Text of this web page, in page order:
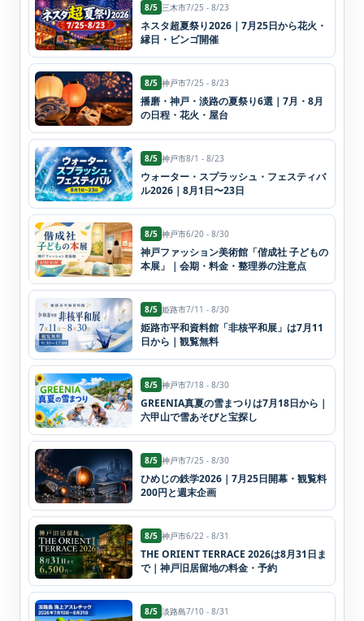
8/5 三木市7/25 - 8/23
ネスタ超夏祭り2026｜7月25日から花火・
縁日・ビンゴ開催
8/5 神戸市7/25 - 8/23
播磨・神戸・淡路の夏祭り6選｜7月・8月
の日程・花火・屋台
8/5 神戸市8/1 - 8/23
ウォーター・スプラッシュ・フェスティバ
ル2026｜8月1日〜23日
8/5 神戸市6/20 - 8/30
神戸ファッション美術館「偕成社 子どもの
本展」｜会期・料金・整理券の注意点
8/5 姫路市7/11 - 8/30
姫路市平和資料館「非核平和展」は7月11
日から｜観覧無料
8/5 神戸市7/18 - 8/30
GREENIA真夏の雪まつりは7月18日から｜
六甲山で雪あそびと宝探し
8/5 神戸市7/25 - 8/30
ひめじの鉄学2026｜7月25日開幕・観覧料
200円と週末企画
8/5 神戸市6/22 - 8/31
THE ORIENT TERRACE 2026は8月31日ま
で｜神戸旧居留地の料金・予約
8/5 淡路島7/10 - 8/31